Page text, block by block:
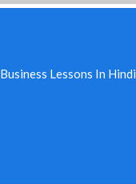
Business Lessons In Hindi